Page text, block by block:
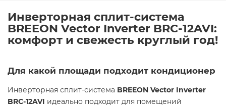
Инверторная сплит-система
BREEON Vector Inverter BRC-12AVI:
комфорт и свежесть круглый год!
Для какой площади подходит кондиционер
Инверторная сплит-система BREEON Vector Inverter
BRC-12AVI идеально подходит для помещений